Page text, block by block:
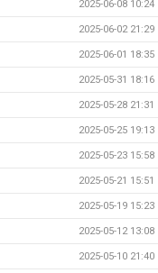
2025-06-08 10:24
2025-06-02 21:29
2025-06-01 18:35
2025-05-31 18:16
2025-05-28 21:31
2025-05-25 19:13
2025-05-23 15:58
2025-05-21 15:51
2025-05-19 15:23
2025-05-12 13:08
2025-05-10 21:40